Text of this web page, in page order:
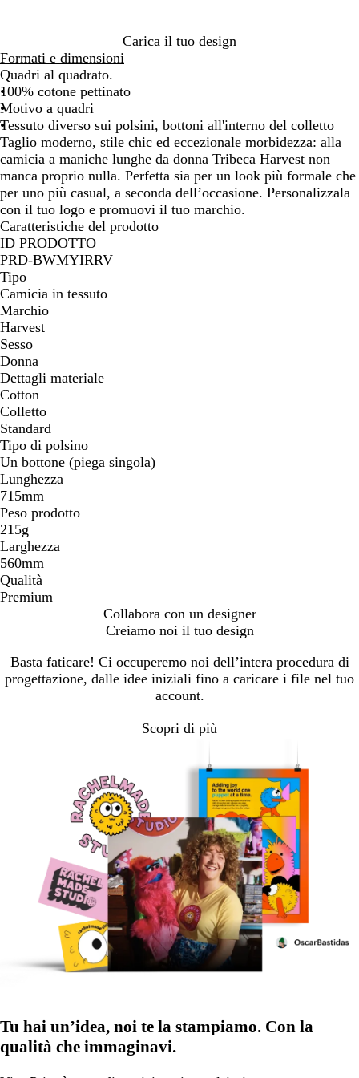
Carica il tuo design
Formati e dimensioni
Quadri al quadrato.
100% cotone pettinato
Motivo a quadri
Tessuto diverso sui polsini, bottoni all'interno del colletto
Taglio moderno, stile chic ed eccezionale morbidezza: alla
camicia a maniche lunghe da donna Tribeca Harvest non
manca proprio nulla. Perfetta sia per un look più formale che
per uno più casual, a seconda dell’occasione. Personalizzala
con il tuo logo e promuovi il tuo marchio.
Caratteristiche del prodotto
ID PRODOTTO
PRD-BWMYIRRV
Tipo
Camicia in tessuto
Marchio
Harvest
Sesso
Donna
Dettagli materiale
Cotton
Colletto
Standard
Tipo di polsino
Un bottone (piega singola)
Lunghezza
715mm
Peso prodotto
215g
Larghezza
560mm
Qualità
Premium
Collabora con un designer
Creiamo noi il tuo design
Basta faticare! Ci occuperemo noi dell’intera procedura di
progettazione, dalle idee iniziali fino a caricare i file nel tuo
account.
Scopri di più
Tu hai un’idea, noi te la stampiamo. Con la
qualità che immaginavi.